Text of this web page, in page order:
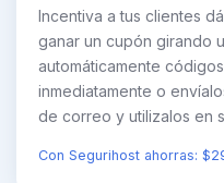
Incentiva a tus clientes
ganar un cupón girando
automáticamente
inmediatamente o
de correo y utilizalos en
Con Segurihost ahorras: